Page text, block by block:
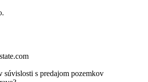
súvislosti s predajom pozemkov